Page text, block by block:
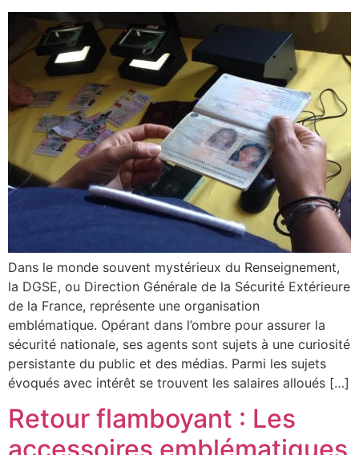
Dans le monde souvent mystérieux du Renseignement,
la DGSE, ou Direction Générale de la Sécurité Extérieure
de la France, représente une organisation
emblématique. Opérant dans l’ombre pour assurer la
sécurité nationale, ses agents sont sujets à une curiosité
persistante du public et des médias. Parmi les sujets
évoqués avec intérêt se trouvent les salaires alloués […]
Retour flamboyant : Les